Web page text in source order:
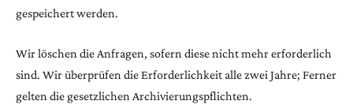
gespeichert werden.
Wir löschen die Anfragen, sofern diese nicht mehr erforderlich
sind. Wir überprüfen die Erforderlichkeit alle zwei Jahre; Ferner
gelten die gesetzlichen Archivierungspflichten.